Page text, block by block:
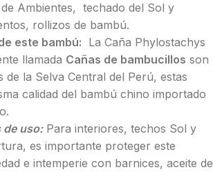
Ambientes, techado del Sol y
rollizos de bambú.
este bambú: La Caña Phylostachys
llamada Cañas de bambucillos son
de la Selva Central del Perú, estas
calidad del bambú chino importado
de uso: Para interiores, techos Sol y
es importante proteger este
e intemperie con barnices, aceite de